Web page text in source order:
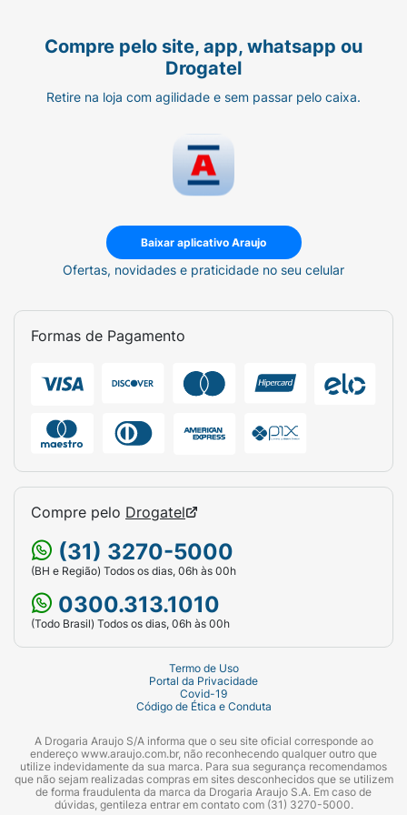
Compre pelo site, app, whatsapp ou
Drogatel
Retire na loja com agilidade e sem passar pelo caixa.
Baixar aplicativo Araujo
Ofertas, novidades e praticidade no seu celular
Formas de Pagamento
Compre pelo Drogatel
(31) 3270-5000
(BH e Região) Todos os dias, 06h às 00h
0300.313.1010
(Todo Brasil) Todos os dias, 06h às 00h
Termo de Uso
Portal da Privacidade
Covid-19
Código de Ética e Conduta
A Drogaria Araujo S/A informa que o seu site oficial corresponde ao
endereço www.araujo.com.br, não reconhecendo qualquer outro que
utilize indevidamente da sua marca. Para sua segurança recomendamos
que não sejam realizadas compras em sites desconhecidos que se utilizem
de forma fraudulenta da marca da Drogaria Araujo S.A. Em caso de
dúvidas, gentileza entrar em contato com (31) 3270-5000.